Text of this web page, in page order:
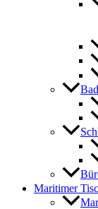
Maritimer